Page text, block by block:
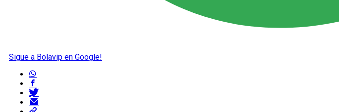
Sigue a Bolavip en Google!